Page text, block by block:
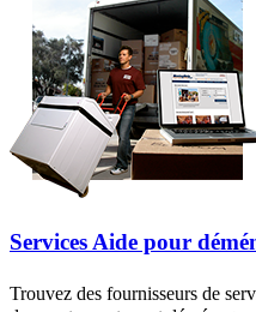
Services Aide pour
Trouvez des fournisseurs de